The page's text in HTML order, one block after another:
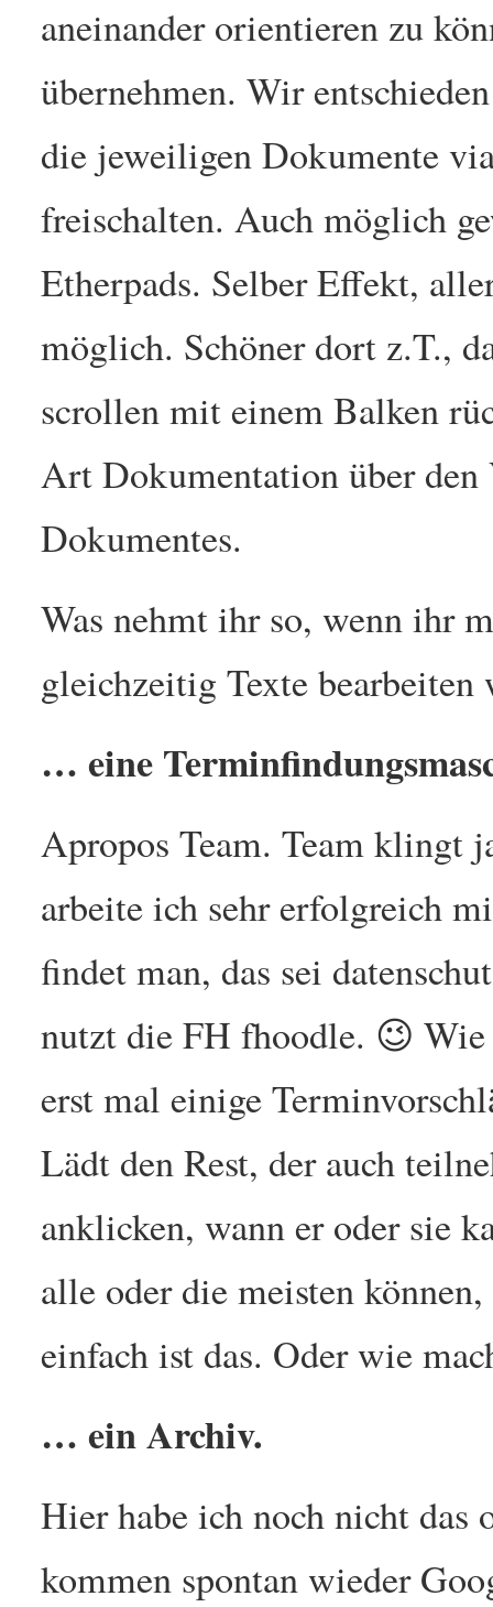
aneinander orientieren zu
übernehmen. Wir
die jeweiligen Dokumente
freischalten. Auch möglich
Etherpads. Selber Effekt,
möglich. Schöner dort z.T.,
scrollen mit einem Balken
Art Dokumentation über
Dokumentes.
Was nehmt ihr so, wenn ihr
gleichzeitig Texte
… eine
Apropos Team. Team klingt
arbeite ich sehr erfolgreich
findet man, das sei
nutzt die FH fhoodle. 😉
erst mal einige
Lädt den Rest, der auch
anklicken, wann er oder sie
alle oder die meisten
einfach ist das. Oder wie
… ein Archiv.
Hier habe ich noch nicht das
kommen spontan wieder